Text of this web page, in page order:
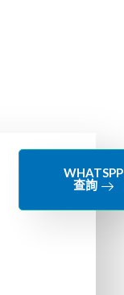
WHATSPP
查詢